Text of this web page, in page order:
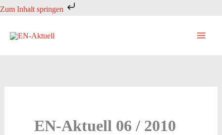
Zum Inhalt springen
Zum
springen
EN-Aktuell 06 / 2010